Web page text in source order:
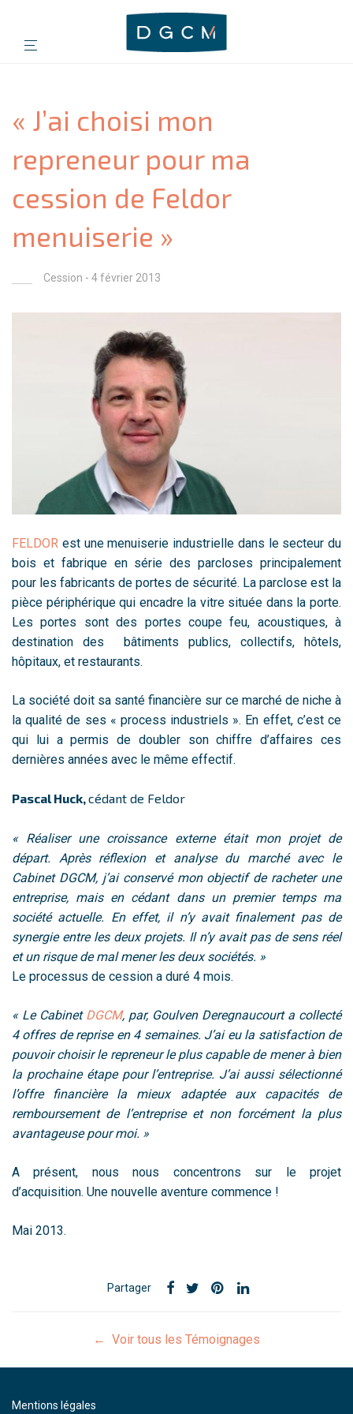
« J’ai choisi mon
repreneur pour ma
cession de Feldor
menuiserie »
Cession - 4 février 2013
FELDOR est une menuiserie industrielle dans le secteur du
bois et fabrique en série des parcloses principalement
pour les fabricants de portes de sécurité. La parclose est la
pièce périphérique qui encadre la vitre située dans la porte.
Les portes sont des portes coupe feu, acoustiques, à
destination des bâtiments publics, collectifs, hôtels,
hôpitaux, et restaurants.
La société doit sa santé financière sur ce marché de niche à
la qualité de ses « process industriels ». En effet, c’est ce
qui lui a permis de doubler son chiffre d’affaires ces
dernières années avec le même effectif.
Pascal Huck,cédant de Feldor
« Réaliser une croissance externe était mon projet de
départ. Après réflexion et analyse du marché avec le
Cabinet DGCM, j’ai conservé mon objectif de racheter une
entreprise, mais en cédant dans un premier temps ma
société actuelle. En effet, il n’y avait finalement pas de
synergie entre les deux projets. Il n’y avait pas de sens réel
et un risque de mal mener les deux sociétés. »
Le processus de cession a duré 4 mois.
« Le Cabinet DGCM, par, Goulven Deregnaucourt a collecté
4 offres de reprise en 4 semaines. J’ai eu la satisfaction de
pouvoir choisir le repreneur le plus capable de mener à bien
la prochaine étape pour l’entreprise. J’ai aussi sélectionné
l’offre financière la mieux adaptée aux capacités de
remboursement de l’entreprise et non forcément la plus
avantageuse pour moi. »
A présent, nous nous concentrons sur le projet
d’acquisition. Une nouvelle aventure commence !
Mai 2013.
Partager
← Voir tous les Témoignages
Mentions légales